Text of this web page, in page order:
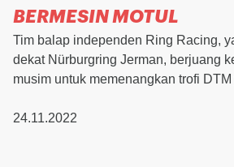
BERMESIN MOTUL
Tim balap independen Ring Racing,
dekat Nürburgring Jerman, berjuang
musim untuk memenangkan trofi DTM
24.11.2022